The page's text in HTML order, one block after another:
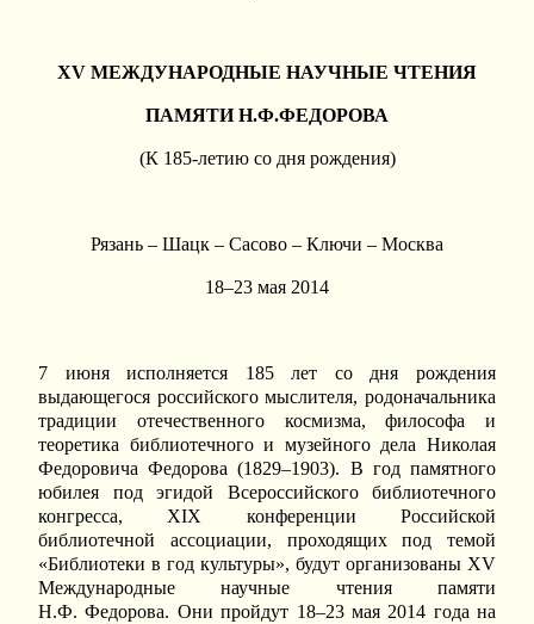
XV МЕЖДУНАРОДНЫЕ НАУЧНЫЕ ЧТЕНИЯ
ПАМЯТИ Н.Ф.ФЕДОРОВА
(К 185-летию со дня рождения)
Рязань – Шацк – Сасово – Ключи – Москва
18–23 мая 2014
7 июня исполняется 185 лет со дня рождения
выдающегося российского мыслителя, родоначальника
традиции отечественного космизма, философа и
теоретика библиотечного и музейного дела Николая
Федоровича Федорова (1829–1903). В год памятного
юбилея под эгидой Всероссийского библиотечного
конгресса, XIX конференции Российской
библиотечной ассоциации, проходящих под темой
«Библиотеки в год культуры», будут организованы XV
Международные научные чтения памяти
Н.Ф. Федорова. Они пройдут 18–23 мая 2014 года на